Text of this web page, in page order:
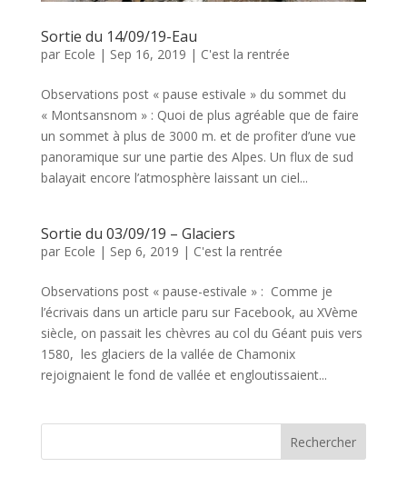
Sortie du 14/09/19-Eau
par Ecole | Sep 16, 2019 | C'est la rentrée
Observations post « pause estivale » du sommet du
« Montsansnom » : Quoi de plus agréable que de faire
un sommet à plus de 3000 m. et de profiter d’une vue
panoramique sur une partie des Alpes. Un flux de sud
balayait encore l’atmosphère laissant un ciel...
Sortie du 03/09/19 – Glaciers
par Ecole | Sep 6, 2019 | C'est la rentrée
Observations post « pause-estivale » : Comme je
l’écrivais dans un article paru sur Facebook, au XVème
siècle, on passait les chèvres au col du Géant puis vers
1580, les glaciers de la vallée de Chamonix
rejoignaient le fond de vallée et engloutissaient...